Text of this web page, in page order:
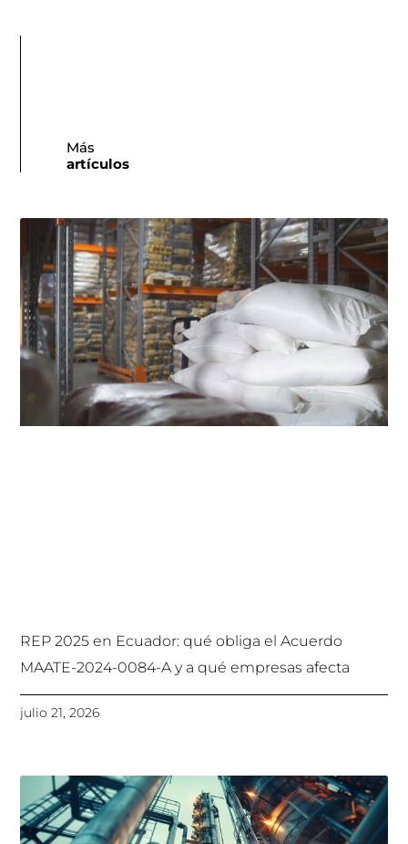
Más
artículos
REP 2025 en Ecuador: qué obliga el Acuerdo
MAATE-2024-0084-A y a qué empresas afecta
julio 21, 2026